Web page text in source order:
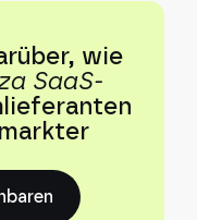
wie
SaaS-